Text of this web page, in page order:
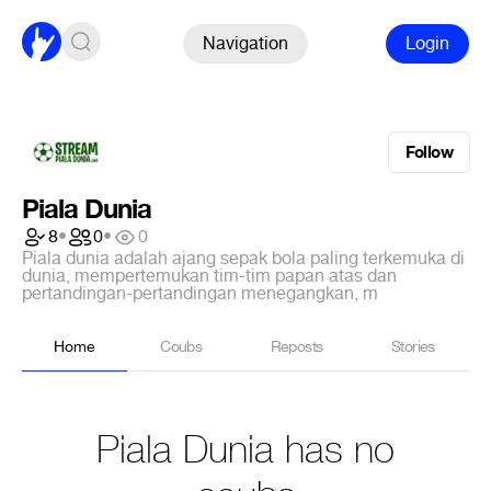
Navigation Login
Follow
Piala Dunia
8• 0•
0
Piala dunia adalah ajang sepak bola paling terkemuka di
dunia, mempertemukan tim-tim papan atas dan
pertandingan-pertandingan menegangkan, m
Home Coubs Reposts Stories
Piala Dunia has no